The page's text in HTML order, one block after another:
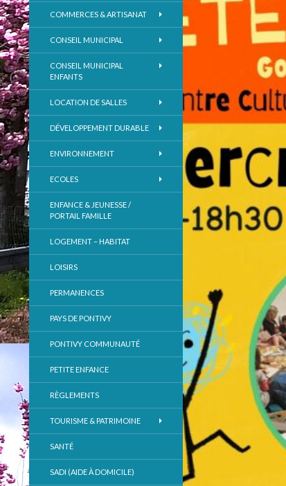
COMMERCES & ARTISANAT
CONSEIL MUNICIPAL
CONSEIL MUNICIPAL
ENFANTS
LOCATION DE SALLES
DÉVELOPPEMENT DURABLE
ENVIRONNEMENT
ECOLES
ENFANCE & JEUNESSE /
PORTAIL FAMILLE
LOGEMENT – HABITAT
LOISIRS
PERMANENCES
PAYS DE PONTIVY
PONTIVY COMMUNAUTÉ
PETITE ENFANCE
RÈGLEMENTS
TOURISME & PATRIMOINE
SANTÉ
SADI (AIDE À DOMICILE)